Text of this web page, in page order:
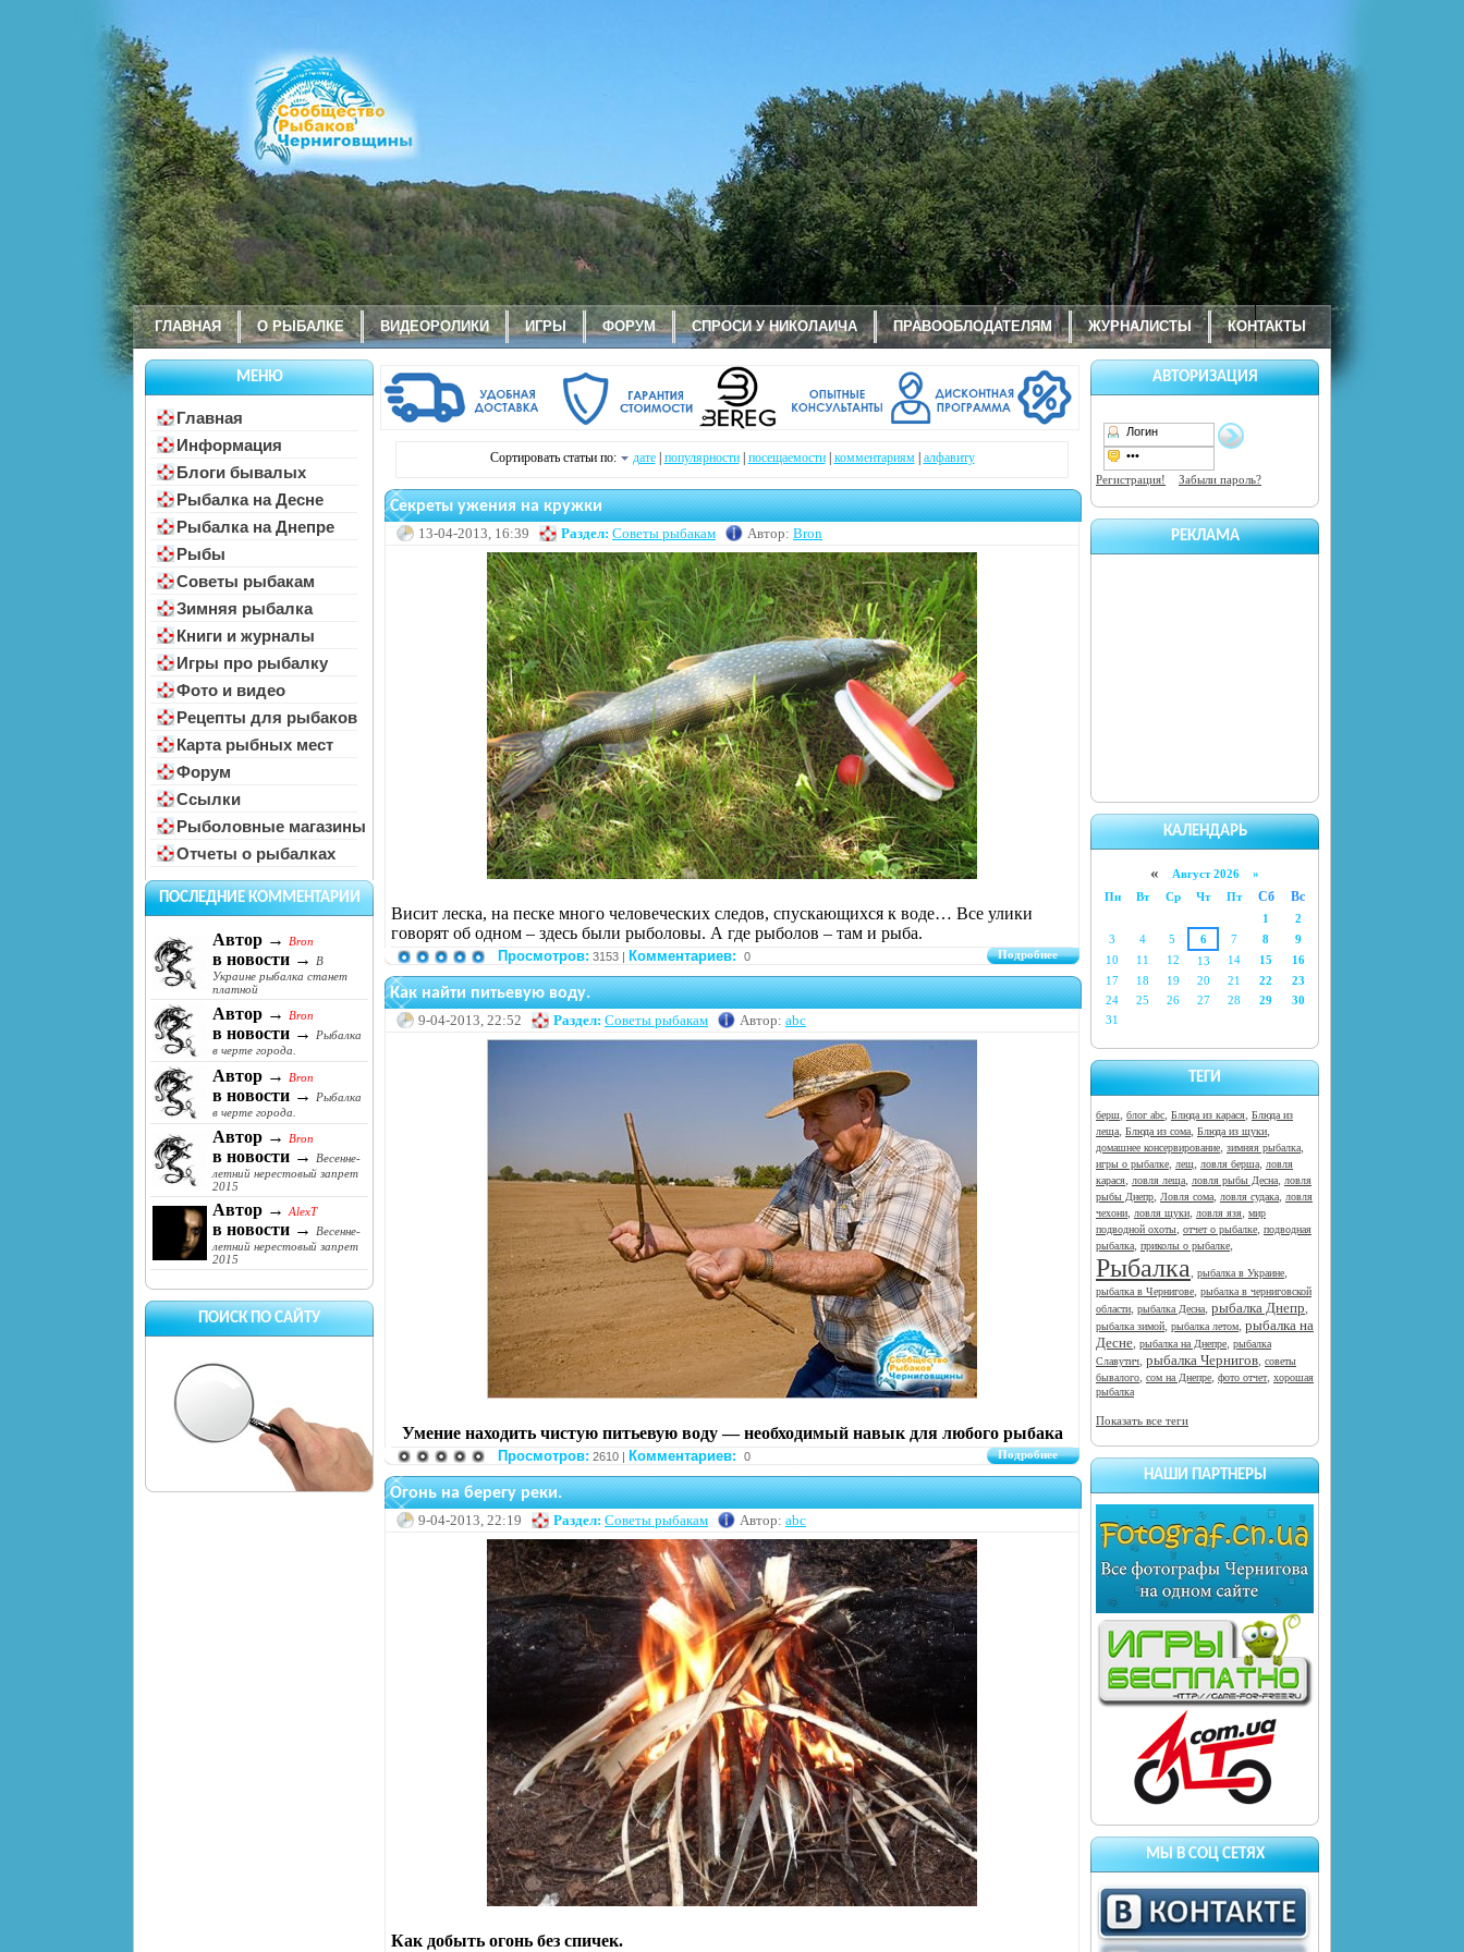
ГЛАВНАЯ О РЫБАЛКЕ ВИДЕОРОЛИКИ ИГРЫ ФОРУМ СПРОСИ У НИКОЛАИЧА ПРАВООБЛОДАТЕЛЯМ ЖУРНАЛИСТЫ КОНТАКТЫ
МЕНЮ
Главная
Информация
Блоги бывалых
Рыбалка на Десне
Рыбалка на Днепре
Рыбы
Советы рыбакам
Зимняя рыбалка
Книги и журналы
Игры про рыбалку
Фото и видео
Рецепты для рыбаков
Карта рыбных мест
Форум
Ссылки
Рыболовные магазины
Отчеты о рыбалках
ПОСЛЕДНИЕ КОММЕНТАРИИ
Автор → Bron
в новости →
В
Украине рыбалка станет
платной
Автор → Bron
в новости →
Рыбалка
в черте города.
Автор → Bron
в новости →
Рыбалка
в черте города.
Автор → Bron
в новости →
Весенне-
летний нерестовый запрет
2015
Автор → AlexT
в новости →
Весенне-
летний нерестовый запрет
2015
ПОИСК ПО САЙТУ
АВТОРИЗАЦИЯ
Регистрация! Забыли пароль?
РЕКЛАМА
КАЛЕНДАРЬ
« Август 2026 »
Пн
Вт Ср Чт Пт Сб Вс
1
2
3
4 5 6 7 8
9
10
11 12 13 14 15
16
17
18 19 20 21 22
23
24
25 26 27 28 29
30
31
ТЕГИ
берш, блог abc, Блюда из карася, Блюда из
леща, Блюда из сома, Блюда из щуки,
домашнее консервирование, зимняя рыбалка,
игры о рыбалке, лещ, ловля берша, ловля
карася, ловля леща, ловля рыбы Десна, ловля
рыбы Днепр, Ловля сома, ловля судака, ловля
чехони, ловля щуки, ловля язя, мир
подводной охоты, отчет о рыбалке, подводная
рыбалка, приколы о рыбалке,
Рыбалка, рыбалка в Украине,
рыбалка в Чернигове, рыбалка в черниговской
области, рыбалка Десна, рыбалка Днепр,
рыбалка зимой, рыбалка летом, рыбалка на
Десне, рыбалка на Днепре, рыбалка
Славутич, рыбалка Чернигов, советы
бывалого, сом на Днепре, фото отчет, хорошая
рыбалка
Показать все теги
НАШИ ПАРТНЕРЫ
МЫ В СОЦ СЕТЯХ
Сортировать статьи по: дате| популярности| посещаемости| комментариям| алфавиту
Секреты ужения на кружки
13-04-2013, 16:39 Раздел: Советы рыбакам Автор: Bron
Висит леска, на песке много человеческих следов, спускающихся к воде… Все улики
говорят об одном – здесь были рыболовы. А где рыболов – там и рыба.
Просмотров: 3153 | Комментариев: 0 Подробнее
Как найти питьевую воду.
9-04-2013, 22:52 Раздел: Советы рыбакам Автор: abc
Умение находить чистую питьевую воду — необходимый навык для любого рыбака
Просмотров: 2610 | Комментариев: 0 Подробнее
Огонь на берегу реки.
9-04-2013, 22:19 Раздел: Советы рыбакам Автор: abc
Как добыть огонь без спичек.